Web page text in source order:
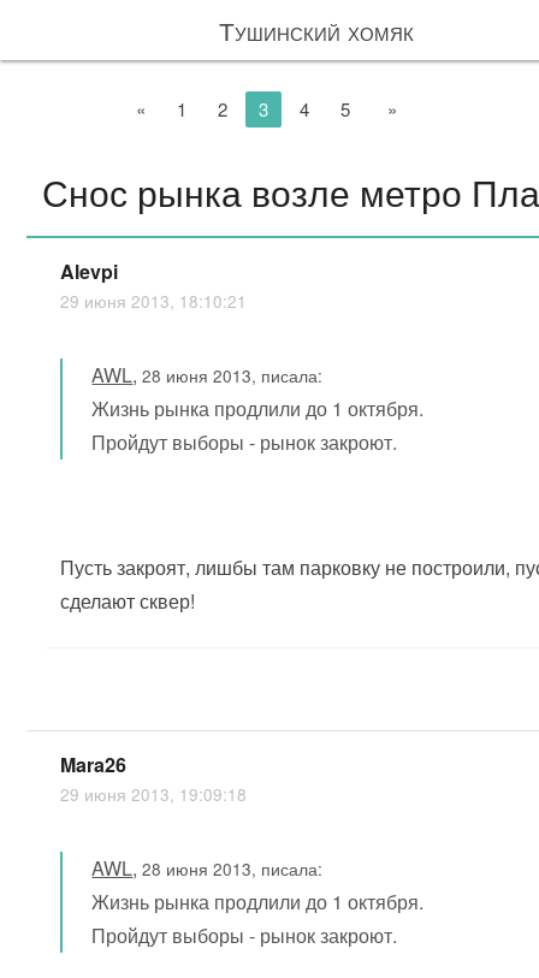
Тушинский хомяк
« 1 2 3 4 5 »
Снос рынка возле метро
Alevpi
29 июня 2013, 18:10:21
AWL,28 июня 2013, писала:
Жизнь рынка продлили до 1 октября.
Пройдут выборы - рынок закроют.
Пусть закроят, лишбы там парковку не построили,
сделают сквер!
Mara26
29 июня 2013, 19:09:18
AWL,28 июня 2013, писала:
Жизнь рынка продлили до 1 октября.
Пройдут выборы - рынок закроют.